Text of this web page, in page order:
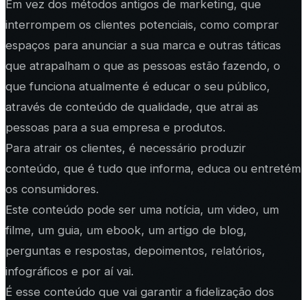
Em vez dos métodos antigos de marketing, que
interrompem os clientes potenciais, como comprar
espaços para anunciar a sua marca e outras táticas
que atrapalham o que as pessoas estão fazendo, o
que funciona atualmente é educar o seu público,
através de conteúdo de qualidade, que atrai as
pessoas para a sua empresa e produtos.
Para atrair os clientes, é necessário produzir
conteúdo, que é tudo que informa, educa ou entretém
os consumidores.
Este conteúdo pode ser uma notícia, um video, um
filme, um guia, um ebook, um artigo de blog,
perguntas e respostas, depoimentos, relatórios,
infográficos e por aí vai.
É esse conteúdo que vai garantir a fidelização dos